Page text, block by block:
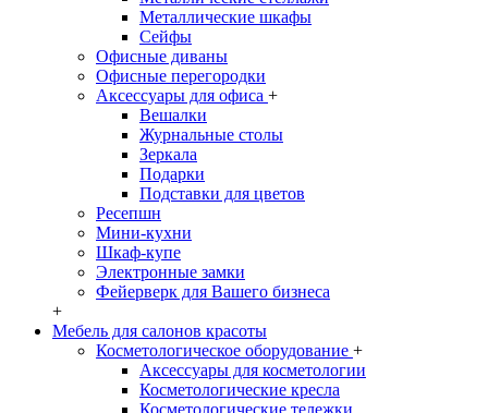
Металлические шкафы
Сейфы
Офисные диваны
Офисные перегородки
Аксессуары для офиса +
Вешалки
Журнальные столы
Зеркала
Подарки
Подставки для цветов
Ресепшн
Мини-кухни
Шкаф-купе
Электронные замки
Фейерверк для Вашего бизнеса
+
Мебель для салонов красоты
Косметологическое оборудование +
Аксессуары для косметологии
Косметологические кресла
Косметологические тележки